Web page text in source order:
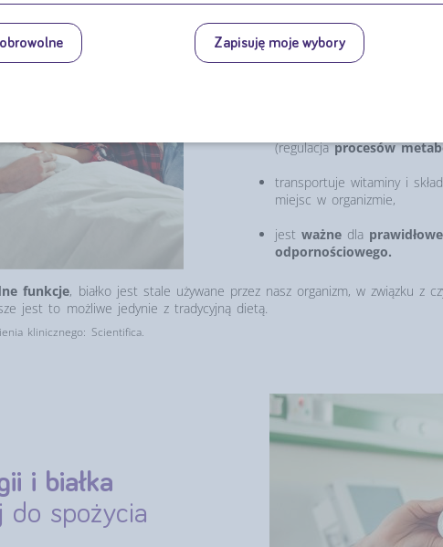
mógłby funkcjonować, ponieważ:
jestpodstawowym
(regulacjaprocesów
transportuje witaminy i
miejsc w organizmie,
jestważne dla
odpornościowego.
funkcje, białko jest stale używane przez nasz organizm, w związku z
jest to możliwe jedynie z tradycyjną dietą.
klinicznego: Scientifica.
i białka
do spożycia
Zapisuję moje wybory